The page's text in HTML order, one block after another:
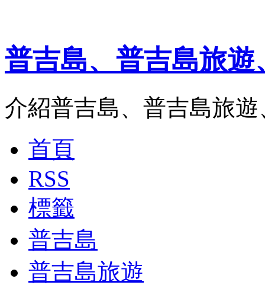
普吉島、普吉島旅
介紹普吉島、普吉島旅
首頁
RSS
標籤
普吉島
普吉島旅遊